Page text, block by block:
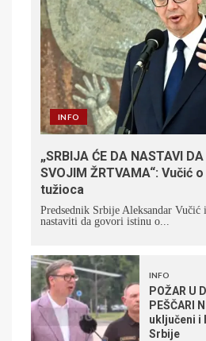
INFO
„SRBIJA ĆE DA NASTAVI
SVOJIM ŽRTVAMA“: Vučić
tužioca
Predsednik Srbije Aleksandar
nastaviti da govori istinu o...
INFO
POŽAR U
PEŠČARI
uključeni i
Srbije